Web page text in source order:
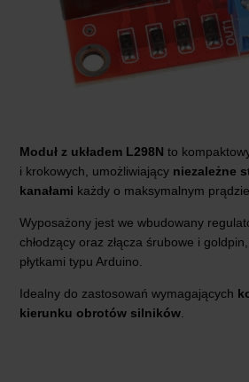
Moduł z układem L298N to
i krokowych, umożliwiający niezależne
kanałami każdy o maksymalnym prądzie
Wyposażony jest we wbudowany
chłodzący oraz złącza śrubowe i
płytkami typu Arduino.
Idealny do zastosowań wymagających
kierunku obrotów silników